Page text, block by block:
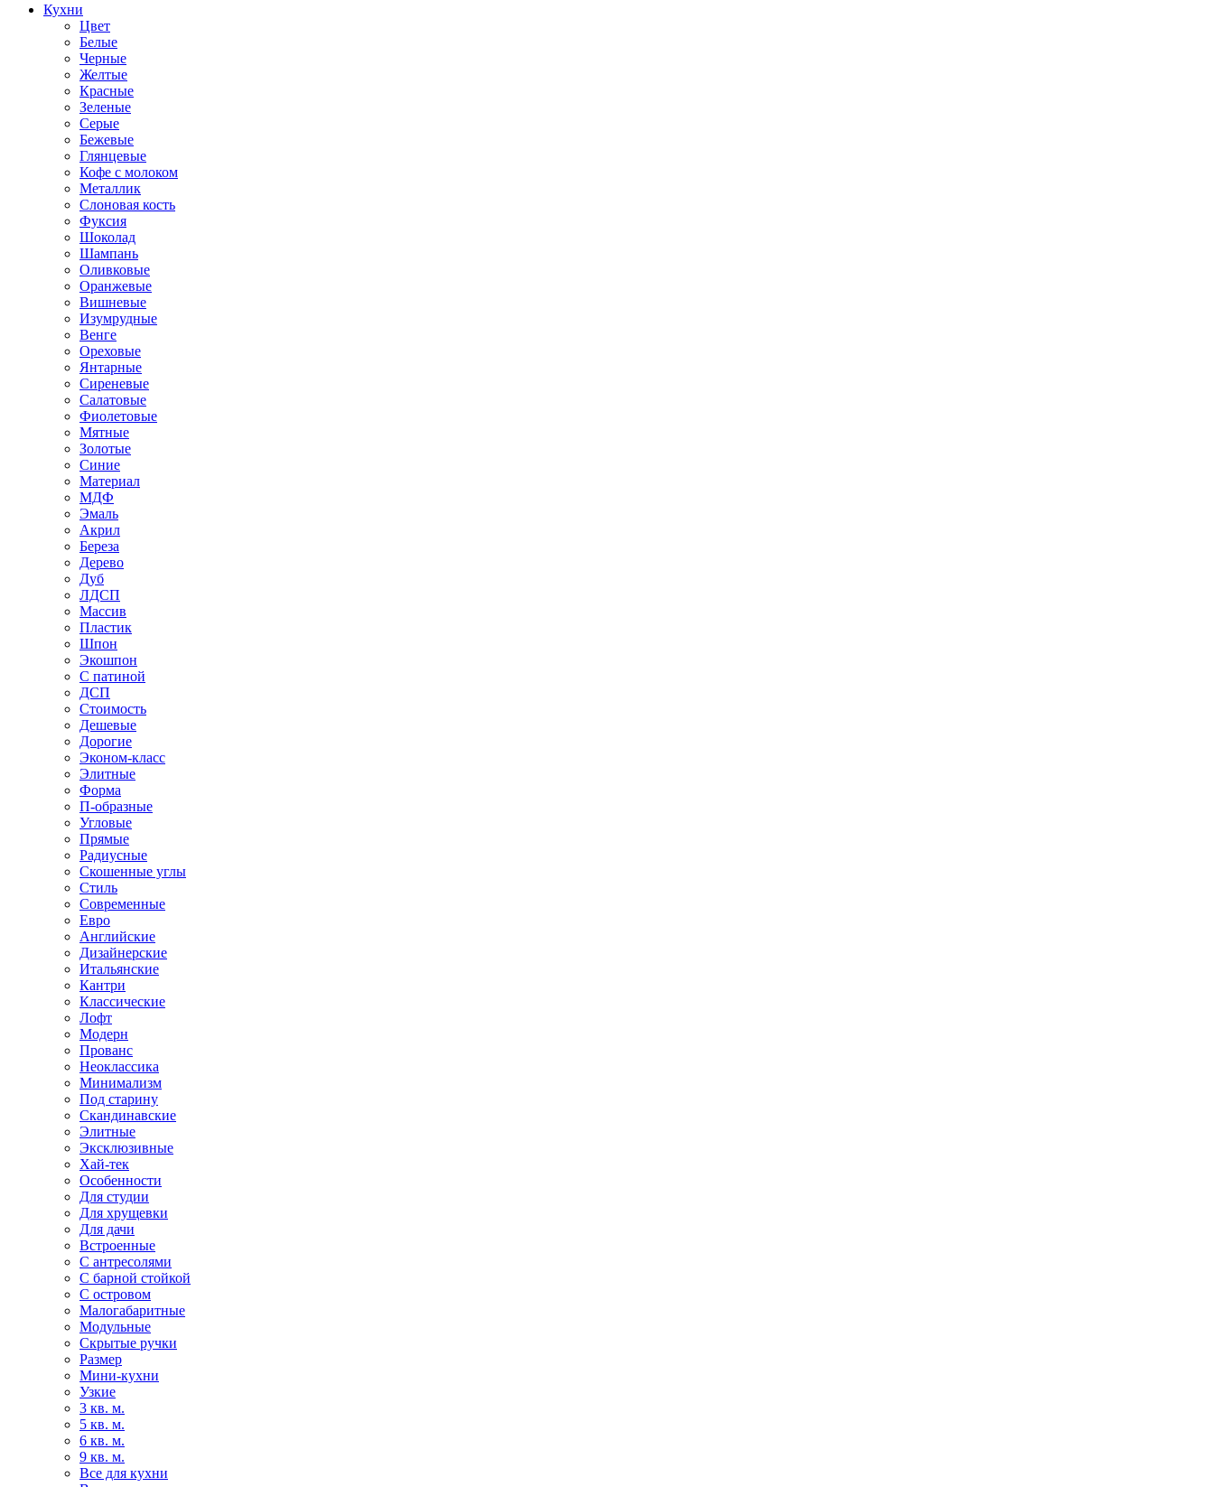
Кухни
Цвет
Белые
Черные
Желтые
Красные
Зеленые
Серые
Бежевые
Глянцевые
Кофе с молоком
Металлик
Слоновая кость
Фуксия
Шоколад
Шампань
Оливковые
Оранжевые
Вишневые
Изумрудные
Венге
Ореховые
Янтарные
Сиреневые
Салатовые
Фиолетовые
Мятные
Золотые
Синие
Материал
МДФ
Эмаль
Акрил
Береза
Дерево
Дуб
ЛДСП
Массив
Пластик
Шпон
Экошпон
С патиной
ДСП
Стоимость
Дешевые
Дорогие
Эконом-класс
Элитные
Форма
П-образные
Угловые
Прямые
Радиусные
Скошенные углы
Стиль
Современные
Евро
Английские
Дизайнерские
Итальянские
Кантри
Классические
Лофт
Модерн
Прованс
Неоклассика
Минимализм
Под старину
Скандинавские
Элитные
Эксклюзивные
Хай-тек
Особенности
Для студии
Для хрущевки
Для дачи
Встроенные
С антресолями
С барной стойкой
С островом
Малогабаритные
Модульные
Скрытые ручки
Размер
Мини-кухни
Узкие
3 кв. м.
5 кв. м.
6 кв. м.
9 кв. м.
Все для кухни